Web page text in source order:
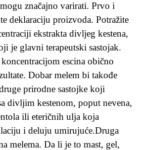
značajno varirati. Prvo i
deklaraciju proizvoda. Potražite
ekstrakta divljeg kestena,
je glavni terapeutski sastojak.
escina obično
Dobar melem bi takođe
prirodne sastojke koji
divljim kestenom, poput nevena,
ili eteričnih ulja koja
i deluju umirujuće.Druga
melema. Da li je to mast, gel,